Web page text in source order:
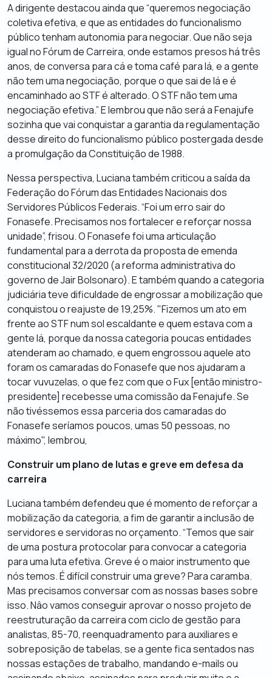
A dirigente destacou ainda que “queremos negociação
coletiva efetiva, e que as entidades do funcionalismo
público tenham autonomia para negociar. Que não seja
igual no Fórum de Carreira, onde estamos presos há três
anos, de conversa para cá e toma café para lá, e a gente
não tem uma negociação, porque o que sai de lá e é
encaminhado ao STF é alterado. O STF não tem uma
negociação efetiva.” E lembrou que não será a Fenajufe
sozinha que vai conquistar a garantia da regulamentação
desse direito do funcionalismo público postergada desde
a promulgação da Constituição de 1988.
Nessa perspectiva, Luciana também criticou a saída da
Federação do Fórum das Entidades Nacionais dos
Servidores Públicos Federais. “Foi um erro sair do
Fonasefe. Precisamos nos fortalecer e reforçar nossa
unidade”, frisou. O Fonasefe foi uma articulação
fundamental para a derrota da proposta de emenda
constitucional 32/2020 (a reforma administrativa do
governo de Jair Bolsonaro). E também quando a categoria
judiciária teve dificuldade de engrossar a mobilização que
conquistou o reajuste de 19,25%. "Fizemos um ato em
frente ao STF num sol escaldante e quem estava com a
gente lá, porque da nossa categoria poucas entidades
atenderam ao chamado, e quem engrossou aquele ato
foram os camaradas do Fonasefe que nos ajudaram a
tocar vuvuzelas, o que fez com que o Fux [então ministro-
presidente] recebesse uma comissão da Fenajufe. Se
não tivéssemos essa parceria dos camaradas do
Fonasefe seríamos poucos, umas 50 pessoas, no
máximo", lembrou,
Construir um plano de lutas e greve em defesa da
carreira
Luciana também defendeu que é momento de reforçar a
mobilização da categoria, a fim de garantir a inclusão de
servidores e servidoras no orçamento. “Temos que sair
de uma postura protocolar para convocar a categoria
para uma luta efetiva. Greve é o maior instrumento que
nós temos. É difícil construir uma greve? Para caramba.
Mas precisamos conversar com as nossas bases sobre
isso. Nâo vamos conseguir aprovar o nosso projeto de
reestruturação da carreira com ciclo de gestão para
analistas, 85-70, reenquadramento para auxiliares e
sobreposição de tabelas, se a gente fica sentados nas
nossas estações de trabalho, mandando e-mails ou